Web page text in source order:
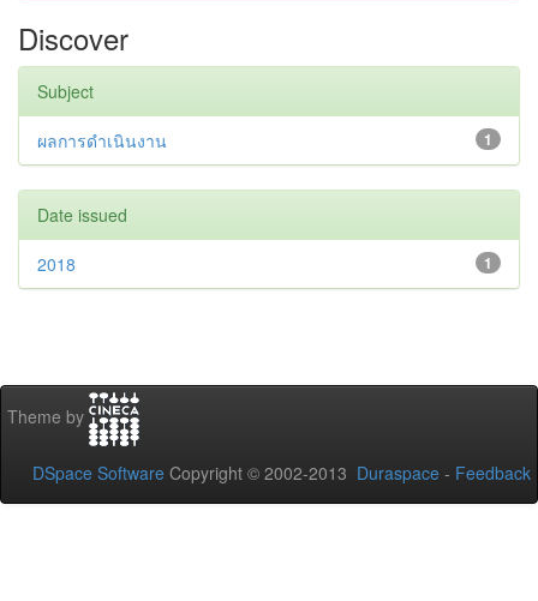
Discover
Subject
1
ผลการดำเนินงาน
Date issued
1
2018
Theme by
DSpace Software Copyright © 2002-2013 Duraspace - Feedback